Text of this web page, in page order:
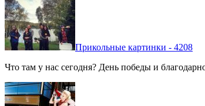
Прикольные картинки - 4208
Что там у нас сегодня? День победы и